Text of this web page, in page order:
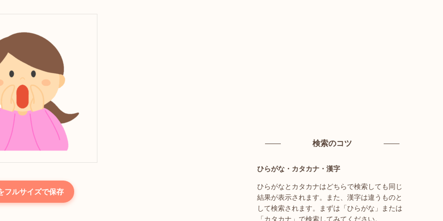
フルサイズで保存
検索のコツ
ひらがな・カタカナ・漢字
ひらがなとカタカナはどちらで検索しても同じ
結果が表示されます。また、漢字は違うものと
して検索されます。まずは「ひらがな」または
「カタカナ」で検索してみてください。